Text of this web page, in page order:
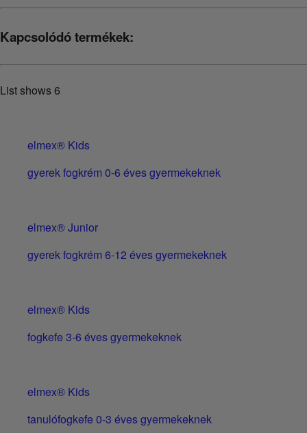
Kapcsolódó termékek:
List shows6
elmex® Kids
gyerek fogkrém 0-6 éves gyermekeknek
elmex® Junior
gyerek fogkrém 6-12 éves gyermekeknek
elmex® Kids
fogkefe 3-6 éves gyermekeknek
elmex® Kids
tanulófogkefe 0-3 éves gyermekeknek